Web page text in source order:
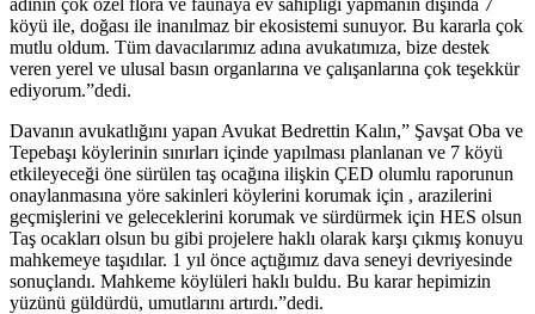
köyü ile, doğası ile inanılmaz bir ekosistemi sunuyor. Bu kararla çok
mutlu oldum. Tüm davacılarımız adına avukatımıza, bize destek
veren yerel ve ulusal basın organlarına ve çalışanlarına çok teşekkür
ediyorum.”dedi.
Davanın avukatlığını yapan Avukat Bedrettin Kalın,” Şavşat Oba ve
Tepebaşı köylerinin sınırları içinde yapılması planlanan ve 7 köyü
etkileyeceği öne sürülen taş ocağına ilişkin ÇED olumlu raporunun
onaylanmasına yöre sakinleri köylerini korumak için , arazilerini
geçmişlerini ve geleceklerini korumak ve sürdürmek için HES olsun
Taş ocakları olsun bu gibi projelere haklı olarak karşı çıkmış konuyu
mahkemeye taşıdılar. 1 yıl önce açtığımız dava seneyi devriyesinde
sonuçlandı. Mahkeme köylüleri haklı buldu. Bu karar hepimizin
yüzünü güldürdü, umutlarını artırdı.”dedi.